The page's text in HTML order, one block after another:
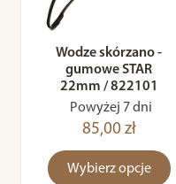
Wodze skórzano -
gumowe STAR
22mm / 822101
Powyżej 7 dni
85,00 zł
Wybierz opcje